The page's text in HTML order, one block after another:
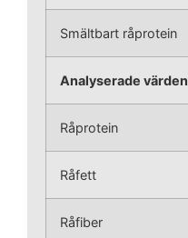
Smältbart råprotein
Analyserade värden
Råprotein
Råfett
Råfiber